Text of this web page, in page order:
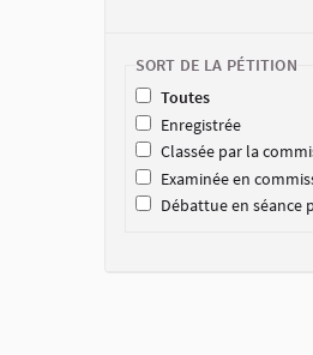
SORT DE LA PÉTITION
Toutes
Enregistrée
Classée par la
Examinée en
Débattue en séance